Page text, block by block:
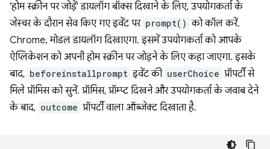
'होम स्क्रीन पर जोड़ें' डायलॉग बॉक्स दिखाने के लिए, उपयोगकर्ता के
जेस्चर के दौरान सेव किए गए इवेंट पर prompt() को कॉल करें.
Chrome, मोडल डायलॉग दिखाएगा. इसमें उपयोगकर्ता को आपके
ऐप्लिकेशन को अपनी होम स्क्रीन पर जोड़ने के लिए कहा जाएगा. इसके
बाद, beforeinstallprompt इवेंट की userChoice प्रॉपर्टी से
मिले प्रॉमिस को सुनें. प्रॉमिस, प्रॉम्प्ट दिखने और उपयोगकर्ता के जवाब देने
के बाद, outcome प्रॉपर्टी वाला ऑब्जेक्ट दिखाता है.